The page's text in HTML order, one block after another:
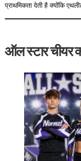
प्राथमिकता देती है क्योंकि
ऑल स्टार चीयर